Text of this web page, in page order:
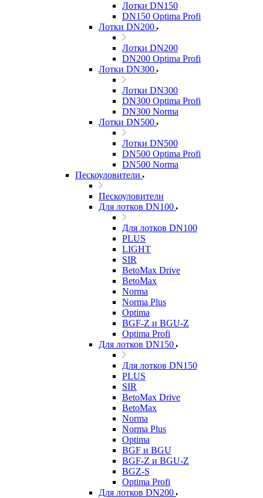
Лотки DN150
DN150 Optima Profi
Лотки DN200
Лотки DN200
DN200 Optima Profi
Лотки DN300
Лотки DN300
DN300 Optima Profi
DN300 Norma
Лотки DN500
Лотки DN500
DN500 Optima Profi
DN500 Norma
Пескоуловители
Пескоуловители
Для лотков DN100
Для лотков DN100
PLUS
LIGHT
SIR
BetoMax Drive
BetoMax
Norma
Norma Plus
Optima
BGF-Z и BGU-Z
Optima Profi
Для лотков DN150
Для лотков DN150
PLUS
SIR
BetoMax Drive
BetoMax
Norma
Norma Plus
Optima
BGF и BGU
BGF-Z и BGU-Z
BGZ-S
Optima Profi
Для лотков DN200